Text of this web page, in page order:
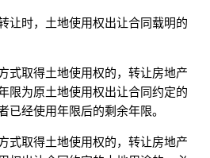
时，土地使用权出让合同载明的
取得土地使用权的，转让房地产
限为原土地使用权出让合同约定的
已经使用年限后的剩余年限。
取得土地使用权的，转让房地产